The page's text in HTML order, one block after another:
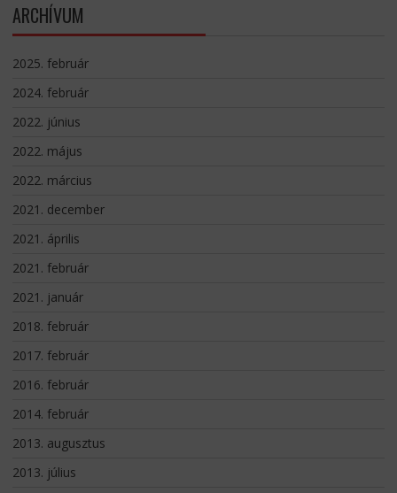
ARCHÍVUM
2025. február
2024. február
2022. június
2022. május
2022. március
2021. december
2021. április
2021. február
2021. január
2018. február
2017. február
2016. február
2014. február
2013. augusztus
2013. július